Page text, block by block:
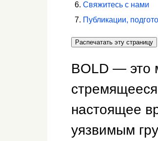
Свяжитесь с нами
Публикации,
Распечатать эту страницу
BOLD — это
настоящее
уязвимым